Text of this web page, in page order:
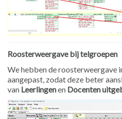
Roosterweergave bij telgroepen
We hebben de roosterweergave
aangepast, zodat deze beter
van Leerlingenen Docenten